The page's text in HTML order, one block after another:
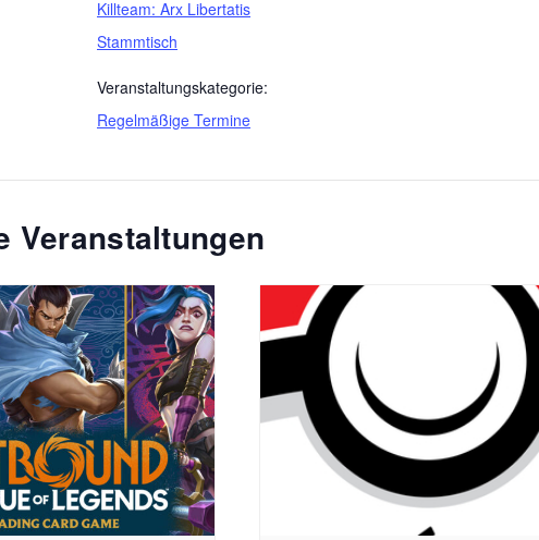
Killteam: Arx Libertatis
Stammtisch
Veranstaltungskategorie:
Regelmäßige Termine
Veranstaltungen